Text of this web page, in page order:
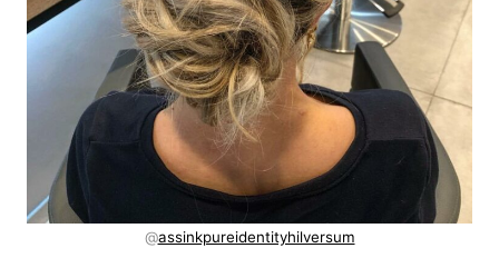
@assinkpureidentityhilversum